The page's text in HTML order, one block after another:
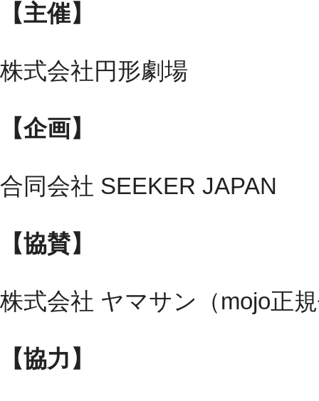
【主催】
株式会社円形劇場
【企画】
合同会社 SEEKER JAPAN
【協賛】
株式会社 ヤマサン（mojo正
【協力】